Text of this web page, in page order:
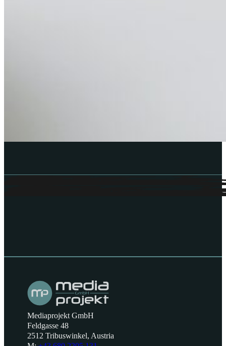
Mediaprojekt GmbH
Feldgasse 48
2512 Tribuswinkel, Austria